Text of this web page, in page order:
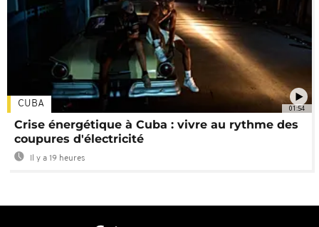
01:54
CUBA
Crise énergétique à Cuba : vivre au rythme des
coupures d'électricité
Il y a 19 heures